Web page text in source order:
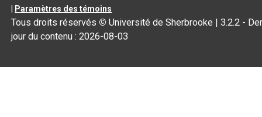
Paramètres des témoins
Tous droits réservés © Université de Sherbrooke |3.2.2 -
jour du contenu :2026-08-03